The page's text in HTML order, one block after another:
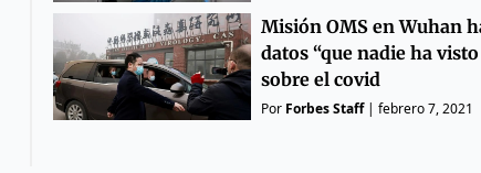
Misión OMS en Wuhan
datos “que nadie ha
sobre el covid
Por Forbes Staff| febrero 7, 2021